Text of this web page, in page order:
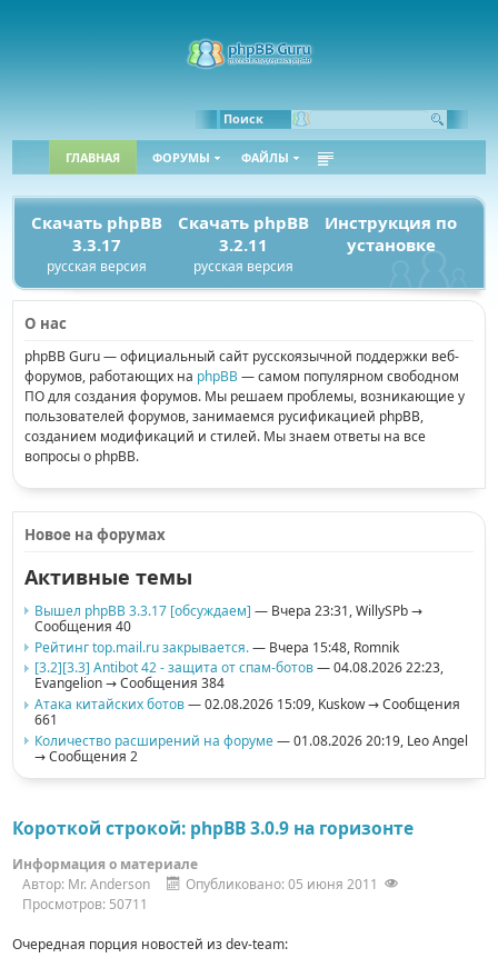
Поиск
ГЛАВНАЯ ФОРУМЫ ФАЙЛЫ
Скачать phpBB
3.3.17
русская версия
Скачать phpBB
3.2.11
русская версия
Инструкция по
установке
О нас
phpBB Guru — официальный сайт русскоязычной поддержки веб-
форумов, работающих на phpBB— самом популярном свободном
ПО для создания форумов. Мы решаем проблемы, возникающие у
пользователей форумов, занимаемся русификацией phpBB,
созданием модификаций и стилей. Мы знаем ответы на все
вопросы о phpBB.
Новое на форумах
Активные темы
Вышел phpBB 3.3.17 [обсуждаем] — Вчера 23:31,WillySPb→
Сообщения 40
Рейтинг top.mail.ru закрывается.— Вчера 15:48, Romnik
[3.2][3.3] Antibot 42 - защита от спам-ботов— 04.08.2026 22:23,
Evangelion→ Сообщения 384
Атака китайских ботов— 02.08.2026 15:09, Kuskow→ Сообщения
661
Количество расширений на форуме— 01.08.2026 20:19, Leo Angel
→ Сообщения 2
Короткой строкой: phpBB 3.0.9 на горизонте
Информация о материале
Автор: Mr. Anderson
Опубликовано: 05 июня 2011
Просмотров: 50711
Очередная порция новостей из dev-team: